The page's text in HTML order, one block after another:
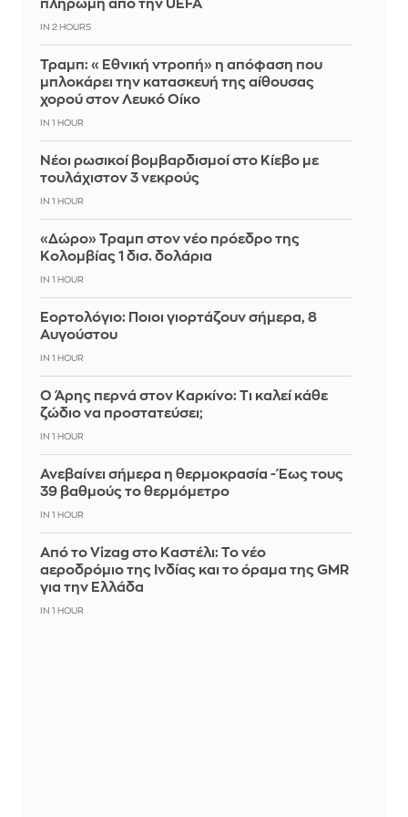
πληρωμή από την UEFA
IN 2 HOURS
Τραμπ: «Εθνική ντροπή» η απόφαση που
μπλοκάρει την κατασκευή της αίθουσας
χορού στον Λευκό Οίκο
IN 1 HOUR
Νέοι ρωσικοί βομβαρδισμοί στο Κίεβο με
τουλάχιστον 3 νεκρούς
IN 1 HOUR
«Δώρο» Τραμπ στον νέο πρόεδρο της
Κολομβίας 1 δισ. δολάρια
IN 1 HOUR
Εορτολόγιο: Ποιοι γιορτάζουν σήμερα, 8
Αυγούστου
IN 1 HOUR
Ο Άρης περνά στον Καρκίνο: Τι καλεί κάθε
ζώδιο να προστατεύσει;
IN 1 HOUR
Ανεβαίνει σήμερα η θερμοκρασία - Έως τους
39 βαθμούς το θερμόμετρο
IN 1 HOUR
Από το Vizag στο Καστέλι: Το νέο
αεροδρόμιο της Ινδίας και το όραμα της GMR
για την Ελλάδα
IN 1 HOUR